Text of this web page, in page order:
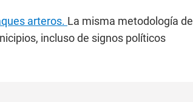
arteros. La misma metodología de
incluso de signos políticos